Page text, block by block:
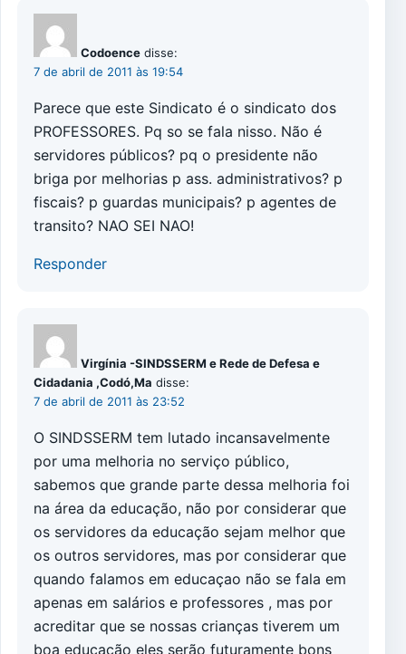
Codoence disse:
7 de abril de 2011 às 19:54
Parece que este Sindicato é o sindicato dos
PROFESSORES. Pq so se fala nisso. Não é
servidores públicos? pq o presidente não
briga por melhorias p ass. administrativos? p
fiscais? p guardas municipais? p agentes de
transito? NAO SEI NAO!
Responder
Virgínia -SINDSSERM e Rede de Defesa e
Cidadania ,Codó,Ma disse:
7 de abril de 2011 às 23:52
O SINDSSERM tem lutado incansavelmente
por uma melhoria no serviço público,
sabemos que grande parte dessa melhoria foi
na área da educação, não por considerar que
os servidores da educação sejam melhor que
os outros servidores, mas por considerar que
quando falamos em educaçao não se fala em
apenas em salários e professores , mas por
acreditar que se nossas crianças tiverem um
boa educação eles serão futuramente bons